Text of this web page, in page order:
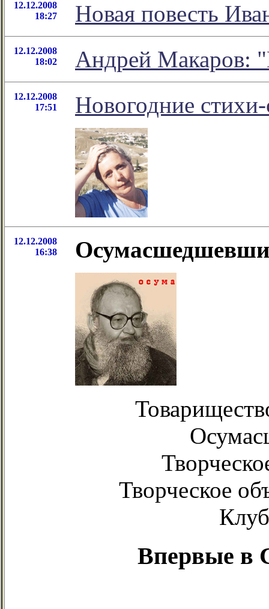
12.12.2008
18:27
Новая повесть
12.12.2008
18:02
Андрей Макаров:
12.12.2008
17:51
Новогодние
12.12.2008
16:38
Творческое
Впервые в